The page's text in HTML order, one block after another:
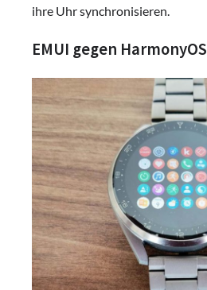
ihre Uhr synchronisieren.
EMUI gegen HarmonyOS